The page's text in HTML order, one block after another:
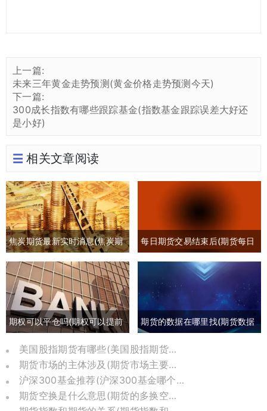
上一篇:
未来三年黄金走势预测(黄金价格走势预测今天)
下一篇:
300成长指数有哪些跟踪基金(指数基金跟踪误差大好还
是小好)
相关文章阅读
焦炭期货最新实时消息(焦炭期
货最新行情分析)
每日期货交易结束后(期货每日
交易时间)
期权可以平仓吗(期权可以提前
平仓吗有盈利吗)
期货的数据在哪里找(期货数据
哪里可以找)
美国股指期货有哪些(美国股指期货是哪个交易所)
期货市场的主体涉及(期货市场主要参与者包括)
沪深300基金推荐(沪深300基金哪个比较好)
期货空换是什么意思(期货的多换空换是什么意思)